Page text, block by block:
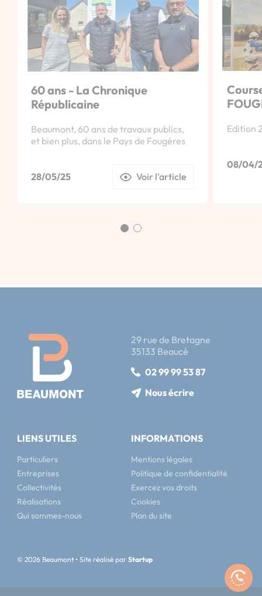
60 ans - La Chronique
Républicaine
Beaumont, 60 ans de travaux publics,
et bien plus, dans le Pays de Fougères
28/05/25 Voir l'article
Edition
08/04/
29 rue de Bretagne
35133 Beaucé
02 99 99 53 87
Nous écrire
LIENS UTILES
Particuliers
Entreprises
Collectivités
Réalisations
Qui sommes-nous
INFORMATIONS
Mentions légales
Politique de confidentialité
Exercez vos droits
Cookies
Plan du site
© 2026 Beaumont • Site réalisé par Startup